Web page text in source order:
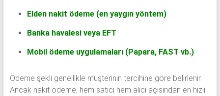
Elden nakit ödeme (en yaygın yöntem)
Banka havalesi veya EFT
Mobil ödeme uygulamaları (Papara, FAST vb.)
Ödeme şekli genellikle müşterinin tercihine göre belirlenir.
Ancak nakit ödeme, hem satıcı hem alıcı açısından en hızlı